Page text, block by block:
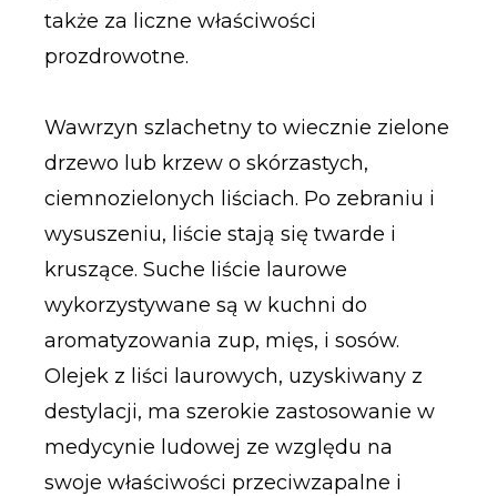
także za liczne właściwości
prozdrowotne.
Wawrzyn szlachetny to wiecznie zielone
drzewo lub krzew o skórzastych,
ciemnozielonych liściach. Po zebraniu i
wysuszeniu, liście stają się twarde i
kruszące. Suche liście laurowe
wykorzystywane są w kuchni do
aromatyzowania zup, mięs, i sosów.
Olejek z liści laurowych, uzyskiwany z
destylacji, ma szerokie zastosowanie w
medycynie ludowej ze względu na
swoje właściwości przeciwzapalne i